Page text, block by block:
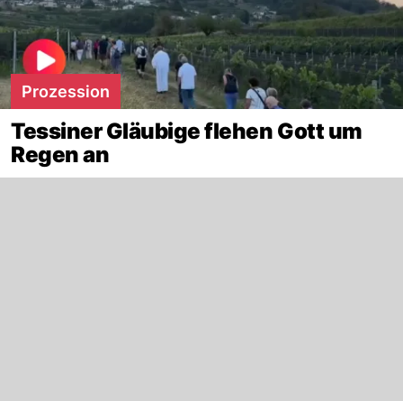
Prozession
Tessiner Gläubige flehen Gott um
Regen an